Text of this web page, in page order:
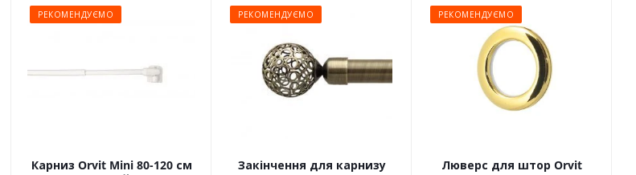
РЕКОМЕНДУЄМО
Карниз Orvit Mini 80-120 см
РЕКОМЕНДУЄМО
Закінчення для карнизу
РЕКОМЕНДУЄМО
Люверс для штор Orvit